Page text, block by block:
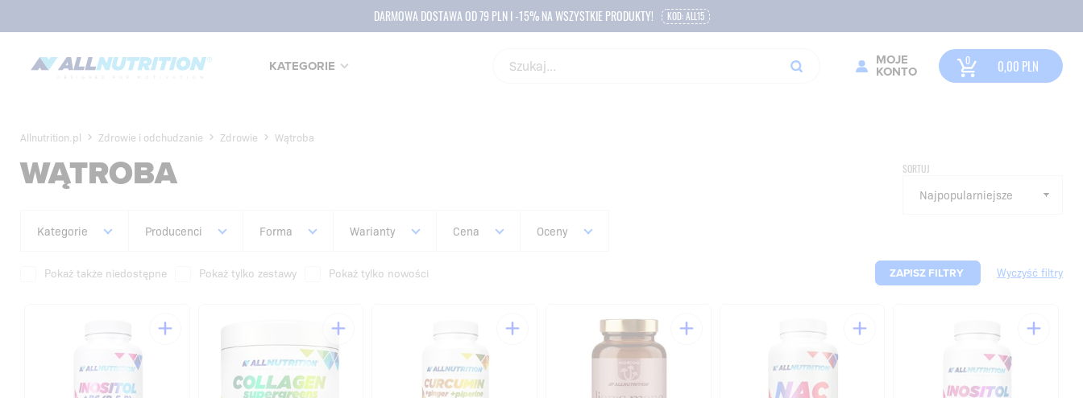
DARMOWA DOSTAWA OD 79 PLN I -15% NA WSZYSTKIE PRODUKTY! KOD: ALL15
KATEGORIE
MOJE
KONTO
0,00 PLN
Allnutrition.pl Zdrowie i odchudzanie Zdrowie Wątroba
WĄTROBA SORTUJ
Kategorie Producenci Forma Warianty Cena Oceny
Pokaż także niedostępne Pokaż tylko zestawy Pokaż tylko nowości ZAPISZ FILTRY